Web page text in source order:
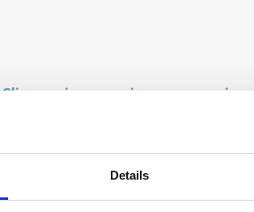
Details
Clicca qui per scaricare una copia